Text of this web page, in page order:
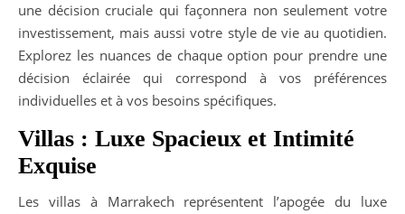
une décision cruciale qui façonnera non seulement votre
investissement, mais aussi votre style de vie au quotidien.
Explorez les nuances de chaque option pour prendre une
décision éclairée qui correspond à vos préférences
individuelles et à vos besoins spécifiques.
Villas : Luxe Spacieux et Intimité
Exquise
Les villas à Marrakech représentent l’apogée du luxe